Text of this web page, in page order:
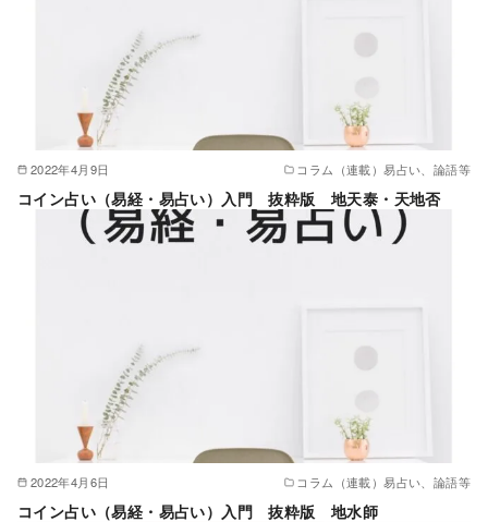
2022年4月9日 コラム（連載）易占い、論語等
コイン占い（易経・易占い）入門 抜粋版 地天泰・天地否
2022年4月6日 コラム（連載）易占い、論語等
コイン占い（易経・易占い）入門 抜粋版 地水師